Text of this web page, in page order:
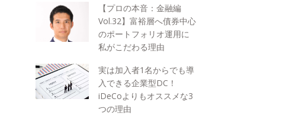
【プロの本音：金融編
Vol.32】富裕層へ債券中心
のポートフォリオ運用に
私がこだわる理由
実は加入者1名からでも導
入できる企業型DC！
iDeCoよりもオススメな3
つの理由